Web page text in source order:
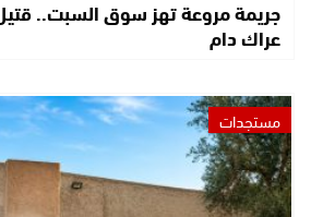
جريمة مروعة تهز سوق السبت..
عراك دام
مستجدات